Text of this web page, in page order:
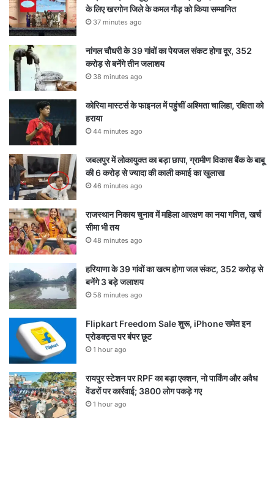
के लिए खरगोन जिले के कमल गौड़ को किया सम्मानित
37 minutes ago
नांगल चौधरी के 39 गांवों का पेयजल संकट होगा दूर, 352
करोड़ से बनेंगे तीन जलाशय
38 minutes ago
कोरिया मास्टर्स के फाइनल में पहुंचीं अश्मिता चालिहा, रक्षिता को
हराया
44 minutes ago
जबलपुर में लोकायुक्त का बड़ा छापा, ग्रामीण विकास बैंक के बाबू
की 6 करोड़ से ज्यादा की काली कमाई का खुलासा
46 minutes ago
राजस्थान निकाय चुनाव में महिला आरक्षण का नया गणित, खर्च
सीमा भी तय
48 minutes ago
हरियाणा के 39 गांवों का खत्म होगा जल संकट, 352 करोड़ से
बनेंगे 3 बड़े जलाशय
58 minutes ago
Flipkart Freedom Sale शुरू, iPhone समेत इन
प्रोडक्ट्स पर बंपर छूट
1 hour ago
रायपुर स्टेशन पर RPF का बड़ा एक्शन, नो पार्किंग और अवैध
वेंडरों पर कार्रवाई; 3800 लोग पकड़े गए
1 hour ago